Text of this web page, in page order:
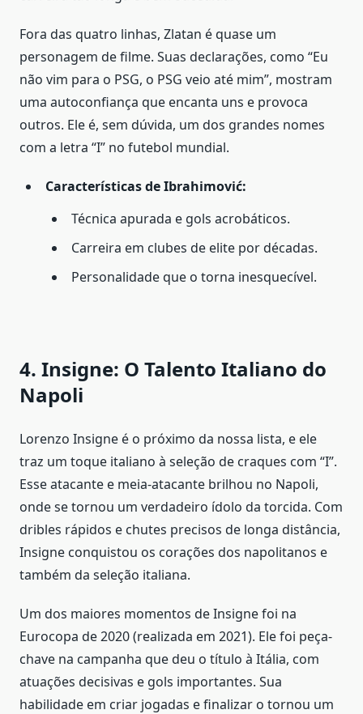
Fora das quatro linhas, Zlatan é quase um
personagem de filme. Suas declarações, como “Eu
não vim para o PSG, o PSG veio até mim”, mostram
uma autoconfiança que encanta uns e provoca
outros. Ele é, sem dúvida, um dos grandes nomes
com a letra “I” no futebol mundial.
Características de Ibrahimović:
Técnica apurada e gols acrobáticos.
Carreira em clubes de elite por décadas.
Personalidade que o torna inesquecível.
4. Insigne: O Talento Italiano do
Napoli
Lorenzo Insigne é o próximo da nossa lista, e ele
traz um toque italiano à seleção de craques com “I”.
Esse atacante e meia-atacante brilhou no Napoli,
onde se tornou um verdadeiro ídolo da torcida. Com
dribles rápidos e chutes precisos de longa distância,
Insigne conquistou os corações dos napolitanos e
também da seleção italiana.
Um dos maiores momentos de Insigne foi na
Eurocopa de 2020 (realizada em 2021). Ele foi peça-
chave na campanha que deu o título à Itália, com
atuações decisivas e gols importantes. Sua
habilidade em criar jogadas e finalizar o tornou um